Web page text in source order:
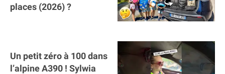
places (2026) ?
Un petit zéro à 100 dans
l’alpine A390 ￼! Sylwia